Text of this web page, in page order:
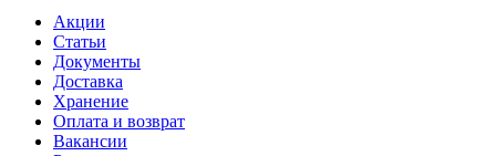
Акции
Статьи
Документы
Доставка
Хранение
Оплата и возврат
Вакансии